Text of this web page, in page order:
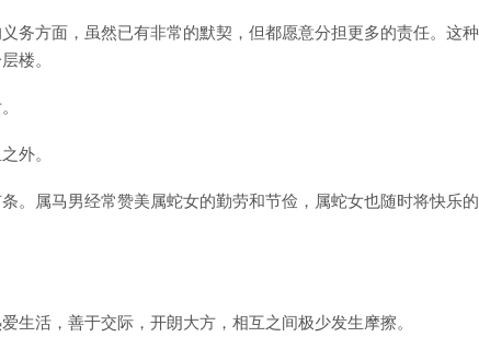
务方面，虽然已有非常的默契，但都愿意分担更多的责任。这种
楼。
外。
。属马男经常赞美属蛇女的勤劳和节俭，属蛇女也随时将快乐的
生活，善于交际，开朗大方，相互之间极少发生摩擦。